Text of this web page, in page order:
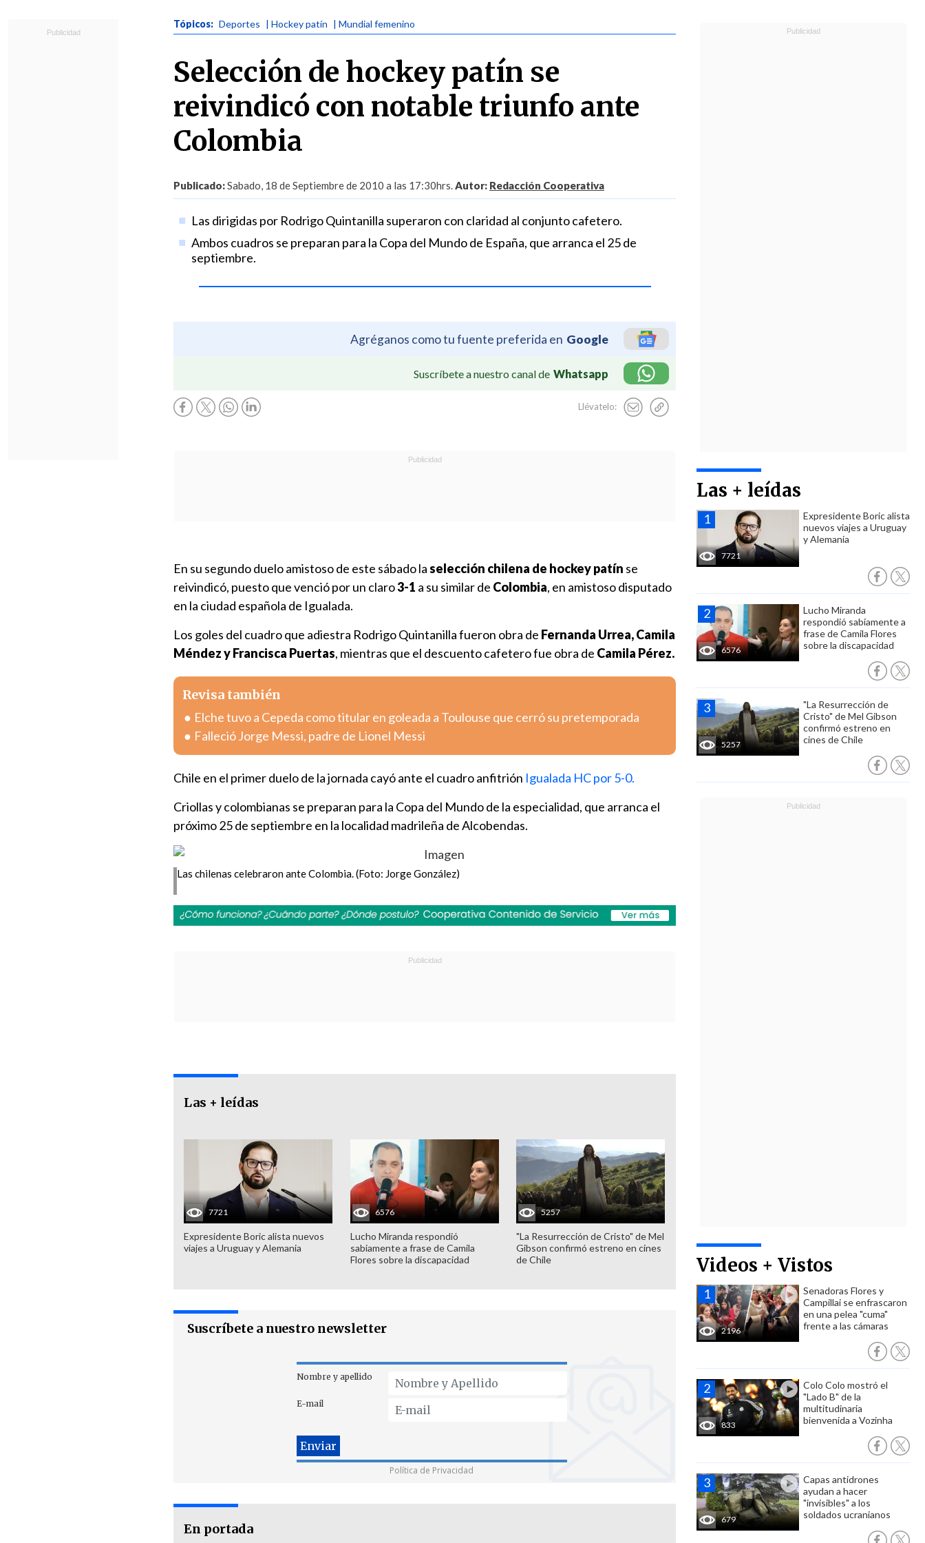
Tópicos: Deportes | Hockey patín | Mundial femenino
Selección de hockey patín se
reivindicó con notable triunfo ante
Colombia
Publicado:Sabado, 18 de Septiembre de 2010 a las 17:30hrs.Autor: Redacción Cooperativa
Las dirigidas por Rodrigo Quintanilla superaron con claridad al conjunto cafetero.
Ambos cuadros se preparan para la Copa del Mundo de España, que arranca el 25 de
septiembre.
Agréganos como tu fuente preferida en Google
Suscríbete a nuestro canal de Whatsapp
Llévatelo:
Las + leídas
7721
Expresidente Boric alista
nuevos viajes a Uruguay
y Alemania
6576
Lucho Miranda
respondió sabiamente a
frase de Camila Flores
sobre la discapacidad
5257
"La Resurrección de
Cristo" de Mel Gibson
confirmó estreno en
cines de Chile
Videos + Vistos
2196
Senadoras Flores y
Campillai se enfrascaron
en una pelea "cuma"
frente a las cámaras
833
Colo Colo mostró el
"Lado B" de la
multitudinaria
bienvenida a Vozinha
679
Capas antidrones
ayudan a hacer
"invisibles" a los
soldados ucranianos
En su segundo duelo amistoso de este sábado laselección chilena de hockey patín se
reivindicó, puesto que venció por un claro3-1 a su similar de Colombia, en amistoso disputado
en la ciudad española de Igualada.
Los goles del cuadro que adiestra Rodrigo Quintanilla fueron obra de Fernanda Urrea, Camila
Méndez y Francisca Puertas, mientras que el descuento cafetero fue obra de Camila Pérez.
Revisa también
Elche tuvo a Cepeda como titular en goleada a Toulouse que cerró su pretemporada
Falleció Jorge Messi, padre de Lionel Messi
Chile en el primer duelo de la jornada cayó ante el cuadro anfitrión Igualada HC por 5-0.
Criollas y colombianas se preparan para la Copa del Mundo de la especialidad, que arranca el
próximo 25 de septiembre en la localidad madrileña de Alcobendas.
Las chilenas celebraron ante Colombia. (Foto: Jorge González)
Las + leídas
7721
Expresidente Boric alista nuevos
viajes a Uruguay y Alemania
6576
Lucho Miranda respondió
sabiamente a frase de Camila
Flores sobre la discapacidad
5257
"La Resurrección de Cristo" de Mel
Gibson confirmó estreno en cines
de Chile
Suscríbete a nuestro newsletter
Nombre y apellido
E-mail
Política de Privacidad
En portada